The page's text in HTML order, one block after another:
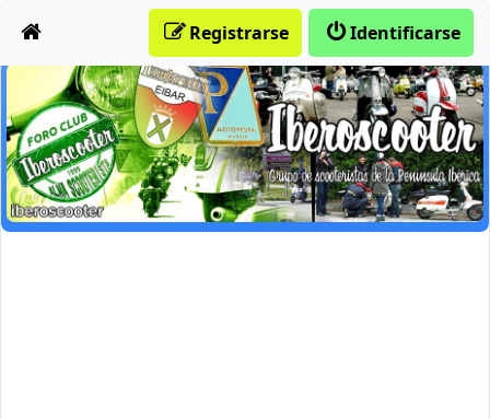
Identificarse
Registrarse